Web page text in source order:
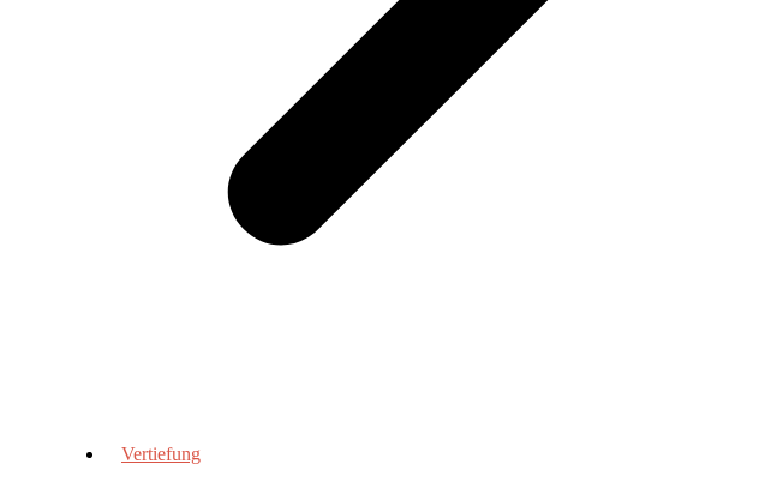
Vertiefung